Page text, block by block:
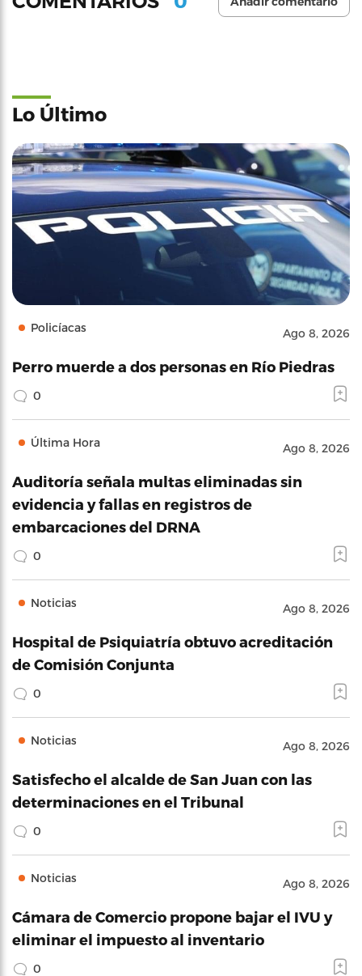
Lo Último
Policíacas Ago 8, 2026
Perro muerde a dos personas en Río Piedras
0
Última Hora Ago 8, 2026
Auditoría señala multas eliminadas sin
evidencia y fallas en registros de
embarcaciones del DRNA
0
Noticias Ago 8, 2026
Hospital de Psiquiatría obtuvo acreditación
de Comisión Conjunta
0
Noticias Ago 8, 2026
Satisfecho el alcalde de San Juan con las
determinaciones en el Tribunal
0
Noticias Ago 8, 2026
Cámara de Comercio propone bajar el IVU y
eliminar el impuesto al inventario
0